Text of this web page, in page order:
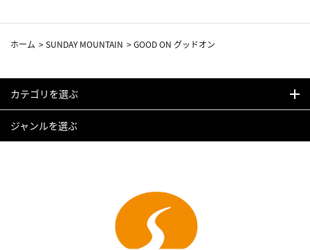
ホーム >SUNDAY MOUNTAIN >GOOD ON グッドオン
カテゴリを選ぶ
ジャンルを選ぶ